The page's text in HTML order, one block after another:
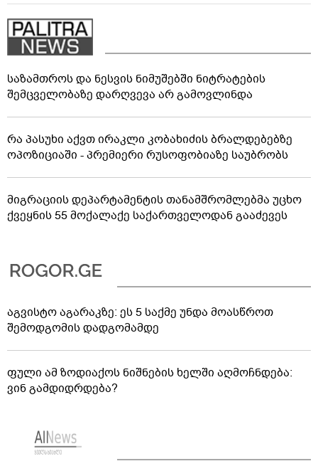
საზამთროს და ნესვის ნიმუშებში ნიტრატების
შემცველობაზე დარღვევა არ გამოვლინდა
რა პასუხი აქვთ ირაკლი კობახიძის ბრალდებებზე
ოპოზიციაში - პრემიერი რუსოფობიაზე საუბრობს
მიგრაციის დეპარტამენტის თანამშრომლებმა უცხო
ქვეყნის 55 მოქალაქე საქართველოდან გააძევეს
აგვისტო აგარაკზე: ეს 5 საქმე უნდა მოასწროთ
შემოდგომის დადგომამდე
ფული ამ ზოდიაქოს ნიშნების ხელში აღმოჩნდება:
ვინ გამდიდრდება?